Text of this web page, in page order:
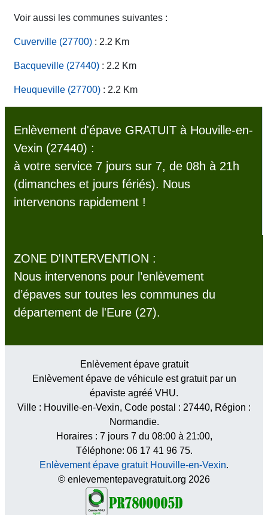
Voir aussi les communes suivantes :
Cuverville (27700) : 2.2 Km
Bacqueville (27440) : 2.2 Km
Heuqueville (27700) : 2.2 Km
Enlèvement d'épave GRATUIT à Houville-en-
Vexin (27440) :
à votre service 7 jours sur 7, de 08h à 21h
(dimanches et jours fériés). Nous
intervenons rapidement !
ZONE D'INTERVENTION :
Nous intervenons pour l’enlèvement
d’épaves sur toutes les communes du
département de l'Eure (27).
Enlèvement épave gratuit
Enlèvement épave de véhicule est gratuit par un
épaviste agréé VHU.
Ville : Houville-en-Vexin, Code postal : 27440, Région :
Normandie.
Horaires : 7 jours 7 du 08:00 à 21:00,
Téléphone: 06 17 41 96 75.
Enlèvement épave gratuit Houville-en-Vexin.
© enlevementepavegratuit.org 2026